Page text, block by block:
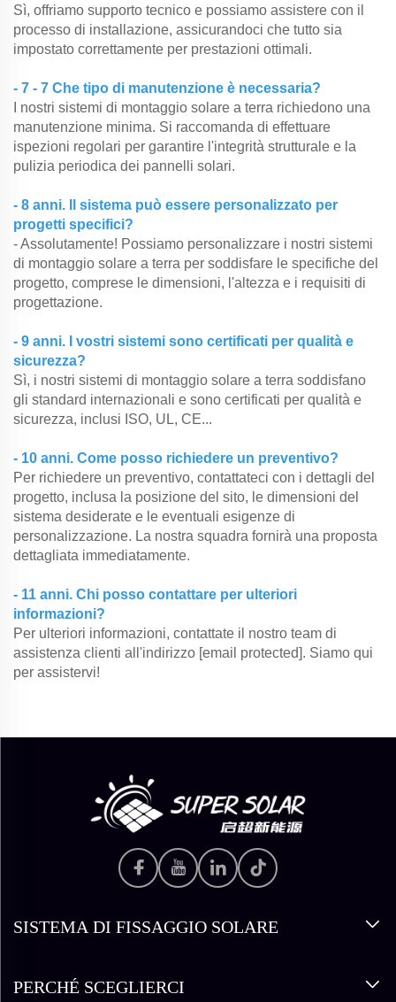
Sì, offriamo supporto tecnico e possiamo assistere con il
processo di installazione, assicurandoci che tutto sia
impostato correttamente per prestazioni ottimali.
- 7 - 7 Che tipo di manutenzione è necessaria?
I nostri sistemi di montaggio solare a terra richiedono una
manutenzione minima. Si raccomanda di effettuare
ispezioni regolari per garantire l'integrità strutturale e la
pulizia periodica dei pannelli solari.
- 8 anni. Il sistema può essere personalizzato per
progetti specifici?
- Assolutamente! Possiamo personalizzare i nostri sistemi
di montaggio solare a terra per soddisfare le specifiche del
progetto, comprese le dimensioni, l'altezza e i requisiti di
progettazione.
- 9 anni. I vostri sistemi sono certificati per qualità e
sicurezza?
Sì, i nostri sistemi di montaggio solare a terra soddisfano
gli standard internazionali e sono certificati per qualità e
sicurezza, inclusi ISO, UL, CE...
- 10 anni. Come posso richiedere un preventivo?
Per richiedere un preventivo, contattateci con i dettagli del
progetto, inclusa la posizione del sito, le dimensioni del
sistema desiderate e le eventuali esigenze di
personalizzazione. La nostra squadra fornirà una proposta
dettagliata immediatamente.
- 11 anni. Chi posso contattare per ulteriori
informazioni?
Per ulteriori informazioni, contattate il nostro team di
assistenza clienti all'indirizzo [email protected]. Siamo qui
per assistervi!
SISTEMA DI FISSAGGIO SOLARE
PERCHÉ SCEGLIERCI